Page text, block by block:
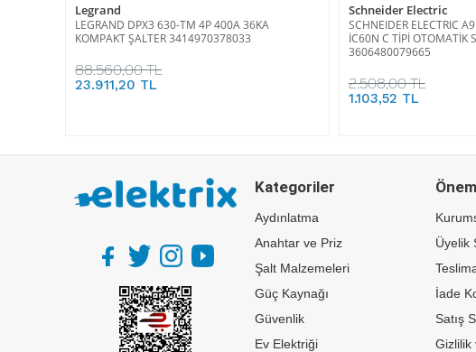
Legrand
LEGRAND DPX3 630-TM 4P 400A 36KA
KOMPAKT ŞALTER 3414970378033
88.560,00 TL
23.911,20 TL
Schneider Electric
SCHNEIDER ELECTRIC
İC60N C TİPİ OTOMATİK
3606480079665
2.508,00 TL
1.103,52 TL
Kategoriler
Aydınlatma
Anahtar ve Priz
Şalt Malzemeleri
Güç Kaynağı
Güvenlik
Ev Elektriği
Üyelik
İade
Satış
Gizlilik